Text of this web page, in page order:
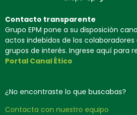
Contacto transparente
Grupo EPM pone a su disposición
actos indebidos de los colaboradores
grupos de interés. Ingrese aquí para
Portal Canal Ético
¿No encontraste lo que buscabas?
Contacta con nuestro equipo